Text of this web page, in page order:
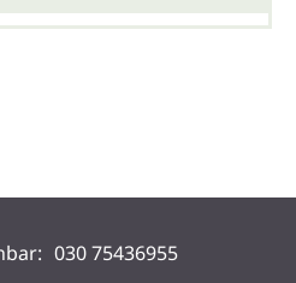
030 75436955